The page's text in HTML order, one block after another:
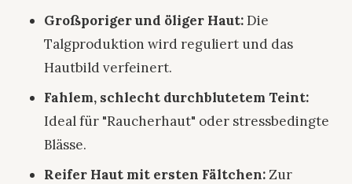
Großporiger und öliger Haut:Die
Talgproduktion wird reguliert und das
Hautbild verfeinert.
Fahlem, schlecht durchblutetem Teint:
Ideal für "Raucherhaut" oder stressbedingte
Blässe.
Reifer Haut mit ersten Fältchen:Zur